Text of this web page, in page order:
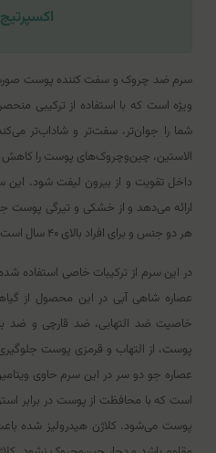
سرم ضد چروک و سفت کننده پوست
ویژه است که با استفاده از ترکیبی
شما را جوان‌تر، سفت‌تر و شاداب‌تر
الاستین، چین‌وچروک‌های پوست را
داخل تقویت و از بیرون لیفت شود. این
ارائه می‌دهد و از خشکی و تیرگی پوست
هر دو جنس و برای افراد بالای ۴۰ سال است.
در این سرم از ترکیبات خاصی استفاده
عصاره شاهی آبی در این محصول از
خاصیت ضد التهابی، ضد قارچی و ضد
پوست، از التهاب و قرمزی پوست
است که با محافظت از پوست در برابر
پوست می‌شود. کلاژن هیدرولیز شده